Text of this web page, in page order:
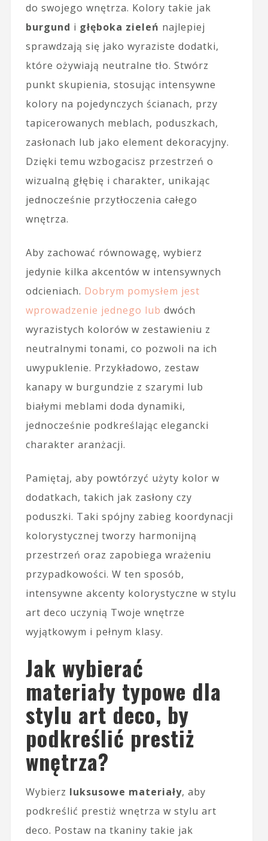
do swojego wnętrza. Kolory takie jak
burgund i głęboka zieleń najlepiej
sprawdzają się jako wyraziste dodatki,
które ożywiają neutralne tło. Stwórz
punkt skupienia, stosując intensywne
kolory na pojedynczych ścianach, przy
tapicerowanych meblach, poduszkach,
zasłonach lub jako element dekoracyjny.
Dzięki temu wzbogacisz przestrzeń o
wizualną głębię i charakter, unikając
jednocześnie przytłoczenia całego
wnętrza.
Aby zachować równowagę, wybierz
jedynie kilka akcentów w intensywnych
odcieniach. Dobrym pomysłem jest
wprowadzenie jednego lub dwóch
wyrazistych kolorów w zestawieniu z
neutralnymi tonami, co pozwoli na ich
uwypuklenie. Przykładowo, zestaw
kanapy w burgundzie z szarymi lub
białymi meblami doda dynamiki,
jednocześnie podkreślając elegancki
charakter aranżacji.
Pamiętaj, aby powtórzyć użyty kolor w
dodatkach, takich jak zasłony czy
poduszki. Taki spójny zabieg koordynacji
kolorystycznej tworzy harmonijną
przestrzeń oraz zapobiega wrażeniu
przypadkowości. W ten sposób,
intensywne akcenty kolorystyczne w stylu
art deco uczynią Twoje wnętrze
wyjątkowym i pełnym klasy.
Jak wybierać
materiały typowe dla
stylu art deco, by
podkreślić prestiż
wnętrza?
Wybierz luksusowe materiały, aby
podkreślić prestiż wnętrza w stylu art
deco. Postaw na tkaniny takie jak